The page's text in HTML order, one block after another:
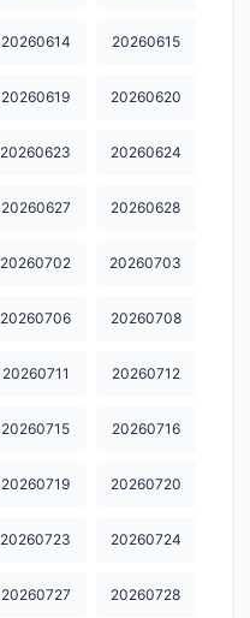
20260614 20260615
20260619 20260620
20260623 20260624
20260627 20260628
20260702 20260703
20260706 20260708
20260711 20260712
20260715 20260716
20260719 20260720
20260723 20260724
20260727 20260728